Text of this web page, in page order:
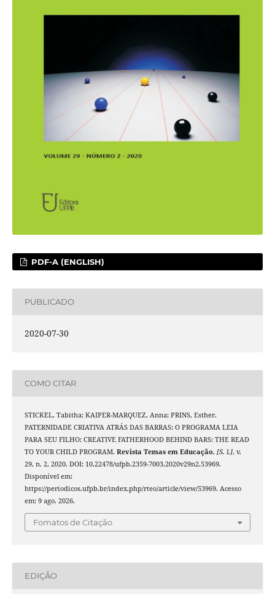
PDF-A (ENGLISH)
PUBLICADO
2020-07-30
COMO CITAR
STICKEL, Tabitha; KAIPER-MARQUEZ, Anna; PRINS, Esther.
PATERNIDADE CRIATIVA ATRÁS DAS BARRAS: O PROGRAMA LEIA
PARA SEU FILHO: CREATIVE FATHERHOOD BEHIND BARS: THE READ
TO YOUR CHILD PROGRAM. Revista Temas em Educação, [S. l.], v.
29, n. 2, 2020. DOI: 10.22478/ufpb.2359-7003.2020v29n2.53969.
Disponível em:
https://periodicos.ufpb.br/index.php/rteo/article/view/53969. Acesso
em: 9 ago. 2026.
Fomatos de Citação
EDIÇÃO